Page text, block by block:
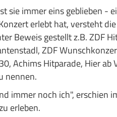
sie immer eins geblieben
erlebt hat, versteht
Beweis gestellt z.B. ZDF
ZDF
Achims Hitparade, Hier
nennen.
immer noch ich",
erleben.